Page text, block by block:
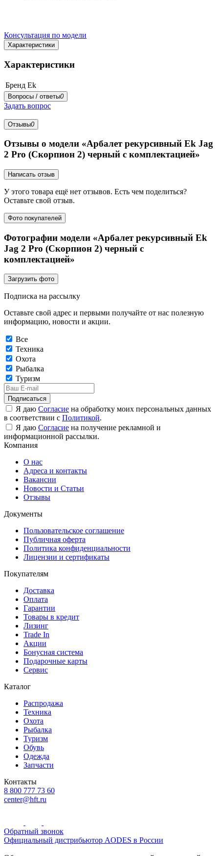
Консультация по модели
Характеристики
Характеристики
Бренд Ek
Вопросы / ответы0
Задать вопрос
Отзывы0
Отзывы о модели «Арбалет рекурсивный Ek Jag
2 Pro (Скорпион 2) черный с комплектацией»
Написать отзыв
У этого товара ещё нет отзывов. Есть чем поделиться?
Оставьте свой отзыв.
Фото покупателей
Фотографии модели «Арбалет рекурсивный Ek
Jag 2 Pro (Скорпион 2) черный с
комплектацией»
Загрузить фото
Подписка на рассылку
Оставьте свой адрес и первыми получайте от нас полезную
информацию, новости и акции.
Все
Техника
Охота
Рыбалка
Туризм
Подписаться
Я даю Согласие на обработку моих персональных данных
в соответствии с Политикой.
Я даю Согласие на получение рекламной и
информационной рассылки.
Компания
О нас
Адреса и контакты
Вакансии
Новости и Статьи
Отзывы
Документы
Пользовательское соглашение
Публичная оферта
Политика конфиденциальности
Лицензии и сертификаты
Покупателям
Доставка
Оплата
Гарантии
Товары в кредит
Лизинг
Trade In
Акции
Бонусная система
Подарочные карты
Сервис
Каталог
Распродажа
Техника
Охота
Рыбалка
Туризм
Обувь
Одежда
Запчасти
Контакты
8 800 777 73 60
center@hft.ru
Обратный звонок
Официальный дистрибьютор AODES в России